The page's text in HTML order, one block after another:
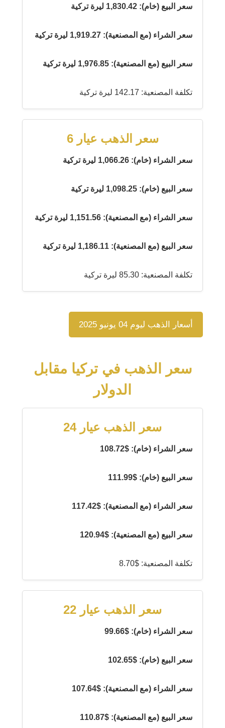
سعر البيع (خام): 1,830.42 ليرة تركية
سعر الشراء (مع المصنعية): 1,919.27 ليرة تركية
سعر البيع (مع المصنعية): 1,976.85 ليرة تركية
تكلفة المصنعية: 142.17 ليرة تركية
سعر الذهب عيار 6
سعر الشراء (خام): 1,066.26 ليرة تركية
سعر البيع (خام): 1,098.25 ليرة تركية
سعر الشراء (مع المصنعية): 1,151.56 ليرة تركية
سعر البيع (مع المصنعية): 1,186.11 ليرة تركية
تكلفة المصنعية: 85.30 ليرة تركية
أسعار الذهب ليوم 04 يونيو 2025
سعر الذهب في تركيا مقابل
الدولار
سعر الذهب عيار 24
سعر الشراء (خام): $108.72
سعر البيع (خام): $111.99
سعر الشراء (مع المصنعية): $117.42
سعر البيع (مع المصنعية): $120.94
تكلفة المصنعية: $8.70
سعر الذهب عيار 22
سعر الشراء (خام): $99.66
سعر البيع (خام): $102.65
سعر الشراء (مع المصنعية): $107.64
سعر البيع (مع المصنعية): $110.87